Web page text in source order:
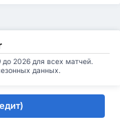
2026 для всех матчей.
данных.